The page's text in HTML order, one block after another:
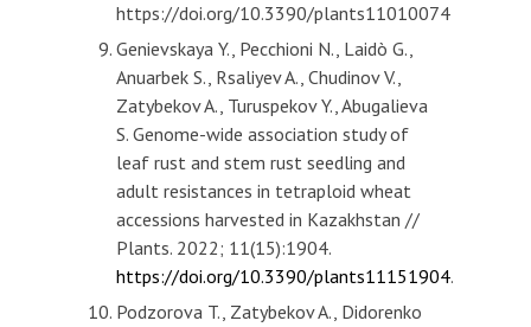
https://doi.org/10.3390/plants11010074
Genievskaya Y., Pecchioni N., Laidò G.,
Anuarbek S., Rsaliyev A., Chudinov V.,
Zatybekov A., Turuspekov Y., Abugalieva
S. Genome-wide association study of
leaf rust and stem rust seedling and
adult resistances in tetraploid wheat
accessions harvested in Kazakhstan //
Plants. 2022; 11(15):1904.
https://doi.org/10.3390/plants11151904.
Podzorova T., Zatybekov A., Didorenko